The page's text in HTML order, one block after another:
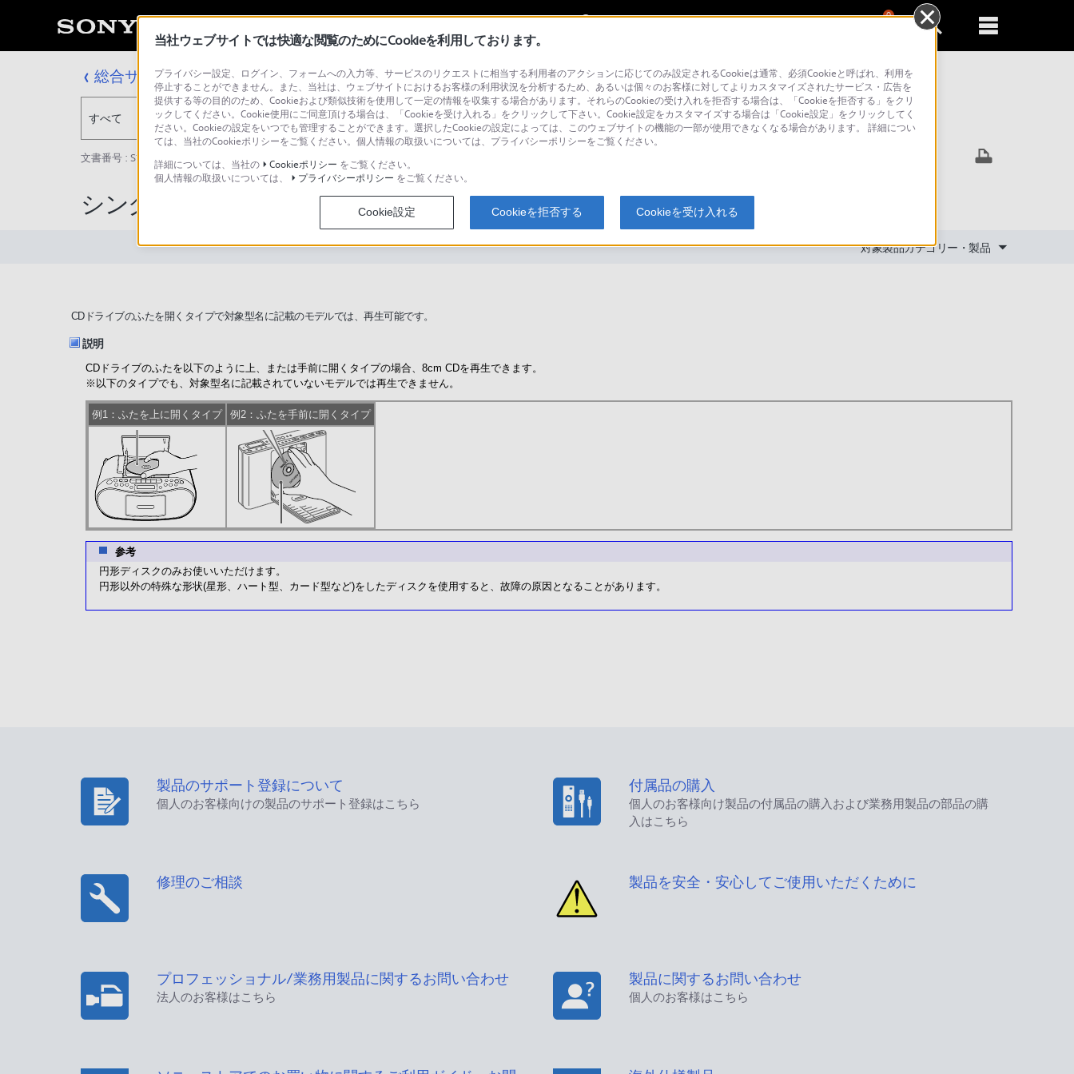
0
総合サポート・お問い合わせ
すべて 検索
文書番号 : S1312270058227 / 最終更新日 : 2017/02/27
シングルCD(8cm CD)は再生できますか？(CDラジオ・CDラジカセ)
対象製品カテゴリー・製品
CDドライブのふたを開くタイプで対象型名に記載のモデルでは、再生可能です。
説明
CDドライブのふたを以下のように上、または手前に開くタイプの場合、8cm CDを再生できます。
※以下のタイプでも、対象型名に記載されていないモデルでは再生できません。
例1：ふたを上に開くタイプ 例2：ふたを手前に開くタイプ
参考
円形ディスクのみお使いいただけます。
円形以外の特殊な形状(星形、ハート型、カード型など)をしたディスクを使用すると、故障の原因となることがあります。
製品のサポート登録について
個人のお客様向けの製品のサポート登録はこちら
付属品の購入
個人のお客様向け製品の付属品の購入および業務用製品の部品の購
入はこちら
修理のご相談 製品を安全・安心してご使用いただくために
プロフェッショナル/業務用製品に関するお問い合わせ
法人のお客様はこちら
製品に関するお問い合わせ
個人のお客様はこちら
当社ウェブサイトでは快適な閲覧のためにCookieを利用しております。
プライバシー設定、ログイン、フォームへの入力等、サービスのリクエストに相当する利用者のアクションに応じてのみ設定されるCookieは通常、必須Cookieと呼ばれ、利用を
停止することができません。また、当社は、ウェブサイトにおけるお客様の利用状況を分析するため、あるいは個々のお客様に対してよりカスタマイズされたサービス・広告を
提供する等の目的のため、Cookieおよび類似技術を使用して一定の情報を収集する場合があります。それらのCookieの受け入れを拒否する場合は、「Cookieを拒否する」をクリ
ックしてください。Cookie使用にご同意頂ける場合は、「Cookieを受け入れる」をクリックして下さい。Cookie設定をカスタマイズする場合は「Cookie設定」をクリックしてく
ださい。Cookieの設定をいつでも管理することができます。選択したCookieの設定によっては、このウェブサイトの機能の一部が使用できなくなる場合があります。 詳細につい
ては、当社のCookieポリシーをご覧ください。個人情報の取扱いについては、プライバシーポリシーをご覧ください。
詳細については、当社の
Cookieポリシー をご覧ください。
個人情報の取扱いについては、
プライバシーポリシー をご覧ください。
Cookie設定 Cookieを拒否する Cookieを受け入れる